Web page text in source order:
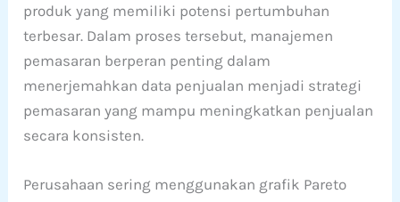
produk yang memiliki potensi pertumbuhan
terbesar. Dalam proses tersebut, manajemen
pemasaran berperan penting dalam
menerjemahkan data penjualan menjadi strategi
pemasaran yang mampu meningkatkan penjualan
secara konsisten.
Perusahaan sering menggunakan grafik Pareto